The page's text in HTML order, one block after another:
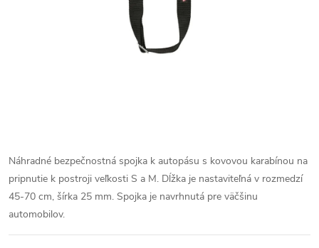
Náhradné bezpečnostná spojka k autopásu s kovovou karabínou na
pripnutie k postroji veľkosti S a M. Dĺžka je nastaviteľná v rozmedzí
45-70 cm, šírka 25 mm. Spojka je navrhnutá pre väčšinu
automobilov.